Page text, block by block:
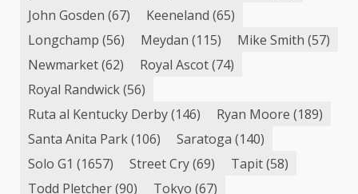
John Gosden (67) Keeneland (65)
Longchamp (56) Meydan (115) Mike Smith (57)
Newmarket(62) Royal Ascot(74)
Royal Randwick(56)
Ruta al Kentucky Derby(146) Ryan Moore (189)
Santa Anita Park(106) Saratoga (140)
Solo G1 (1657) Street Cry(69) Tapit(58)
Todd Pletcher(90) Tokyo (67)